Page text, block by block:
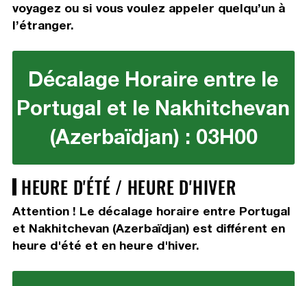
voyagez ou si vous voulez appeler quelqu’un à
l’étranger.
Décalage Horaire entre le
Portugal et le Nakhitchevan
(Azerbaïdjan) : 03H00
HEURE D'ÉTÉ / HEURE D'HIVER
Attention ! Le décalage horaire entre Portugal
et Nakhitchevan (Azerbaïdjan) est différent en
heure d'été et en heure d'hiver.